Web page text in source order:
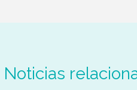
Noticias